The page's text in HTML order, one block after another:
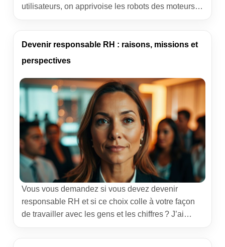
utilisateurs, on apprivoise les robots des moteurs
compétences solides, choisir les bonnes
formations et poser des jalons mesurables. Objectif
Devenir responsable RH : raisons, missions et
perspectives
Vous vous demandez si vous devez devenir
responsable RH et si ce choix colle à votre façon
de travailler avec les gens et les chiffres ? J’ai